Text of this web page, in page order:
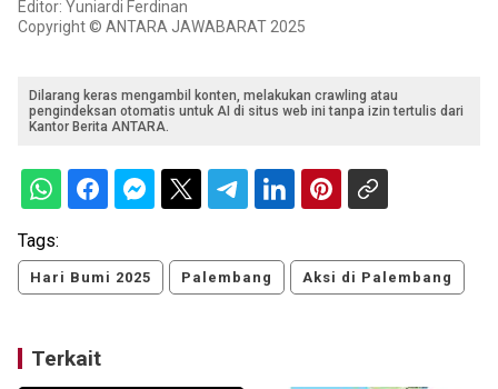
Editor: Yuniardi Ferdinan
Copyright © ANTARA JAWABARAT 2025
Dilarang keras mengambil konten, melakukan crawling atau
pengindeksan otomatis untuk AI di situs web ini tanpa izin tertulis dari
Kantor Berita ANTARA.
Tags:
Hari Bumi 2025 Palembang Aksi di Palembang
Terkait